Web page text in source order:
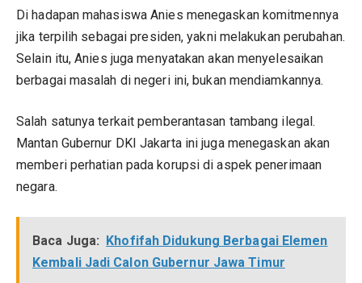
Di hadapan mahasiswa Anies menegaskan komitmennya
jika terpilih sebagai presiden, yakni melakukan perubahan.
Selain itu, Anies juga menyatakan akan menyelesaikan
berbagai masalah di negeri ini, bukan mendiamkannya.
Salah satunya terkait pemberantasan tambang ilegal.
Mantan Gubernur DKI Jakarta ini juga menegaskan akan
memberi perhatian pada korupsi di aspek penerimaan
negara.
Baca Juga: Khofifah Didukung Berbagai Elemen
Kembali Jadi Calon Gubernur Jawa Timur